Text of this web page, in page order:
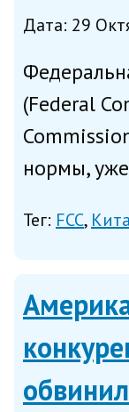
Дата: 29
(Federal
нормы,
чёрного
Тег: FCC